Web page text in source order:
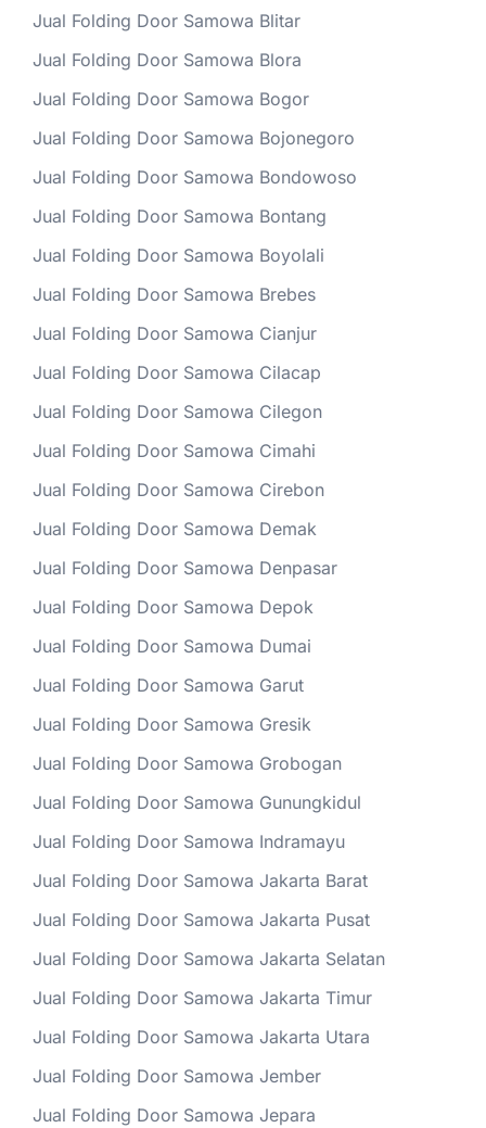
Jual Folding Door Samowa Blitar
Jual Folding Door Samowa Blora
Jual Folding Door Samowa Bogor
Jual Folding Door Samowa Bojonegoro
Jual Folding Door Samowa Bondowoso
Jual Folding Door Samowa Bontang
Jual Folding Door Samowa Boyolali
Jual Folding Door Samowa Brebes
Jual Folding Door Samowa Cianjur
Jual Folding Door Samowa Cilacap
Jual Folding Door Samowa Cilegon
Jual Folding Door Samowa Cimahi
Jual Folding Door Samowa Cirebon
Jual Folding Door Samowa Demak
Jual Folding Door Samowa Denpasar
Jual Folding Door Samowa Depok
Jual Folding Door Samowa Dumai
Jual Folding Door Samowa Garut
Jual Folding Door Samowa Gresik
Jual Folding Door Samowa Grobogan
Jual Folding Door Samowa Gunungkidul
Jual Folding Door Samowa Indramayu
Jual Folding Door Samowa Jakarta Barat
Jual Folding Door Samowa Jakarta Pusat
Jual Folding Door Samowa Jakarta Selatan
Jual Folding Door Samowa Jakarta Timur
Jual Folding Door Samowa Jakarta Utara
Jual Folding Door Samowa Jember
Jual Folding Door Samowa Jepara